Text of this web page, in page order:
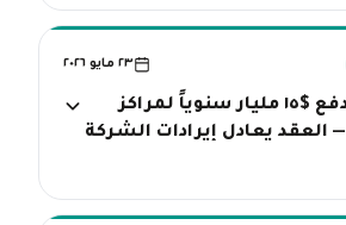
٢٣ مايو ٢٠٢٦
🚀 Anthropic تدفع $١٥ مليار سنوياً لمراكز
بيانات SpaceX — العقد يعادل إيرادات الشركة